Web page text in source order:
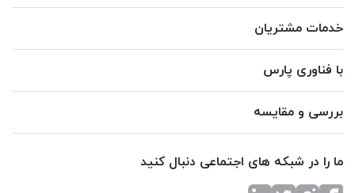
خدمات مشتریان
با فناوری پارس
بررسی و مقایسه
ما را در شبکه های اجتماعی دنبال کنید